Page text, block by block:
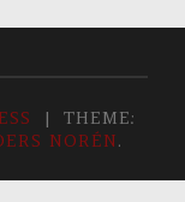
|
THEME:
NORÉN.